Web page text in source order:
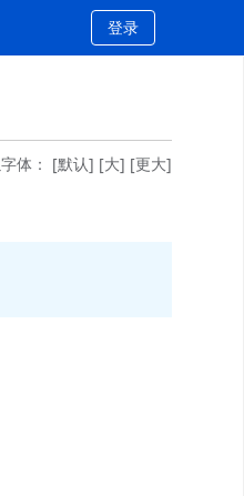
登录
字体： [默认] [大] [更大]